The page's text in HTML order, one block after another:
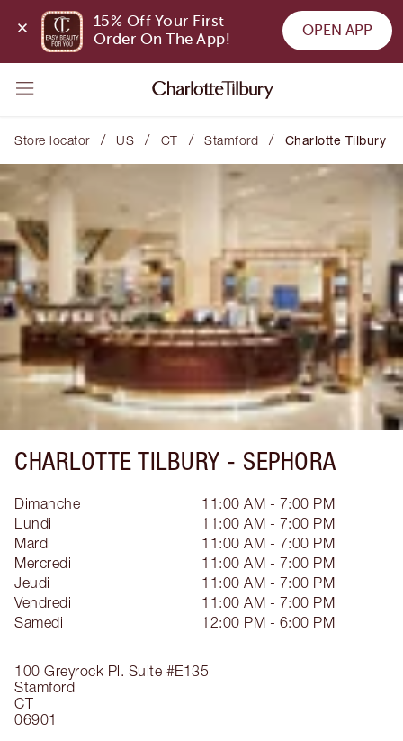
15% Off Your First
Order On The App!
OPEN APP
Store locator / US / CT / Stamford / Charlotte Tilbury
CHARLOTTE TILBURY - SEPHORA
100 Greyrock Pl. Suite #E135
Stamford
CT
06901
Dimanche
11:00 AM - 7:00 PM
Lundi
11:00 AM - 7:00 PM
Mardi
11:00 AM - 7:00 PM
Mercredi
11:00 AM - 7:00 PM
Jeudi
11:00 AM - 7:00 PM
Vendredi
11:00 AM - 7:00 PM
Samedi
12:00 PM - 6:00 PM